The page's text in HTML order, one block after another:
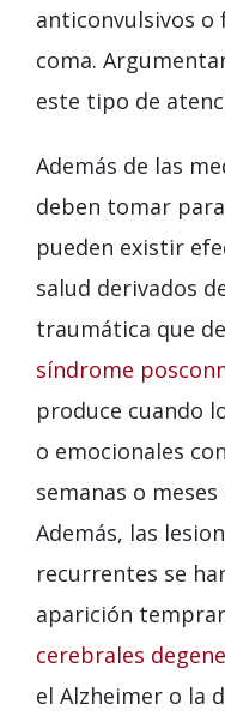
anticonvulsivos o
coma.
este tipo de
Además de las
deben tomar
pueden existir
salud derivados
traumática que
síndrome
produce cuando
o emocionales
semanas o
Además, las
recurrentes se
aparición
cerebrales
el Alzheimer o la